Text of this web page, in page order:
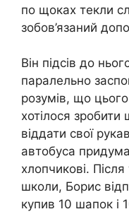
по щоках текли
зобов’язаний
Він підсів до
паралельно
розумів, що
хотілося
віддати свої
автобуса
хлопчикові.
школи, Борис
купив 10 шапок і